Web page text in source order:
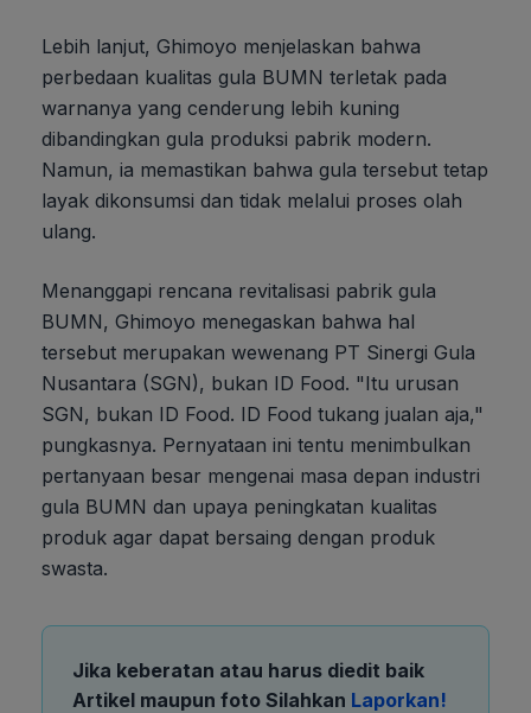
Lebih lanjut, Ghimoyo menjelaskan bahwa
perbedaan kualitas gula BUMN terletak pada
warnanya yang cenderung lebih kuning
dibandingkan gula produksi pabrik modern.
Namun, ia memastikan bahwa gula tersebut tetap
layak dikonsumsi dan tidak melalui proses olah
ulang.
Menanggapi rencana revitalisasi pabrik gula
BUMN, Ghimoyo menegaskan bahwa hal
tersebut merupakan wewenang PT Sinergi Gula
Nusantara (SGN), bukan ID Food. "Itu urusan
SGN, bukan ID Food. ID Food tukang jualan aja,"
pungkasnya. Pernyataan ini tentu menimbulkan
pertanyaan besar mengenai masa depan industri
gula BUMN dan upaya peningkatan kualitas
produk agar dapat bersaing dengan produk
swasta.
Jika keberatan atau harus diedit baik
Artikel maupun foto Silahkan Laporkan!